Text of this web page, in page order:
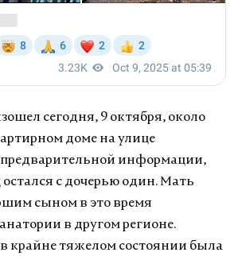
сегодня, 9 октября, около
доме на улице
информации,
с дочерью один. Мать
сыном в это время
в другом регионе.
крайне тяжелом состоянии была